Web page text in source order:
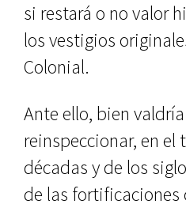
si restará o no valor
los vestigios
Colonial.
Ante ello, bien
reinspeccionar, en el
décadas y de los
de las fortificaciones